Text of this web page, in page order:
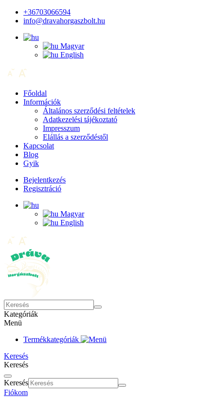
+36703066594
info@dravahorgaszbolt.hu
Magyar
English
Főoldal
Információk
Általános szerződési feltételek
Adatkezelési tájékoztató
Impresszum
Elállás a szerződéstől
Kapcsolat
Blog
Gyik
Bejelentkezés
Regisztráció
Magyar
English
Kategóriák
Menü
Termékkategóriák
Keresés
Keresés
Keresés
Fiókom